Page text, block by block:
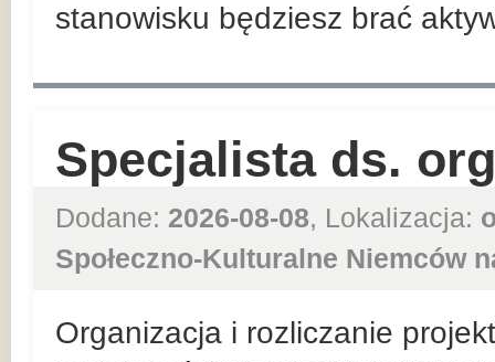
stanowisku będziesz brać
Specjalista ds.
Dodane: 2026-08-08, Lokalizacja:
Społeczno-Kulturalne Niemców
Organizacja i rozliczanie